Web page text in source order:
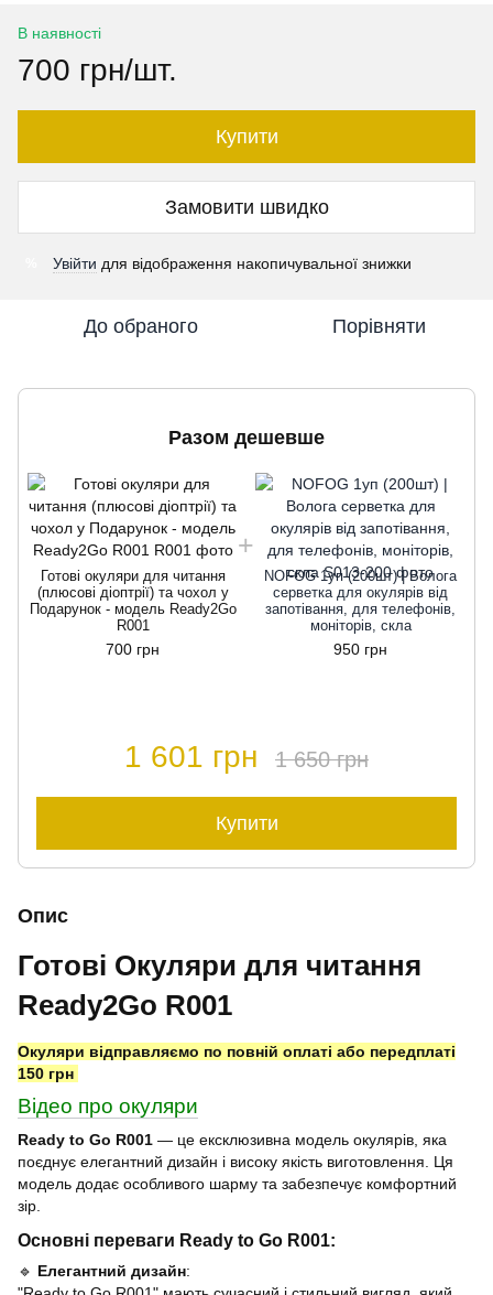
В наявності
700 грн/шт.
Купити
Замовити швидко
Увійти для відображення накопичувальної знижки
До обраного Порівняти
Разом дешевше
Готові окуляри для читання
(плюсові діоптрії) та чохол у
Подарунок - модель Ready2Go
R001
700 грн
NOFOG 1уп (200шт) | Волога
серветка для окулярів від
запотівання, для телефонів,
моніторів, скла
950 грн
1 601 грн 1 650 грн
Купити
Опис
Готові Окуляри для читання
Ready2Go R001
Окуляри відправляємо по повній оплаті або передплаті
150 грн
Відео про окуляри
Ready to Go R001 — це ексклюзивна модель окулярів, яка
поєднує елегантний дизайн і високу якість виготовлення. Ця
модель додає особливого шарму та забезпечує комфортний
зір.
Основні переваги Ready to Go R001:
🔹 Елегантний дизайн: